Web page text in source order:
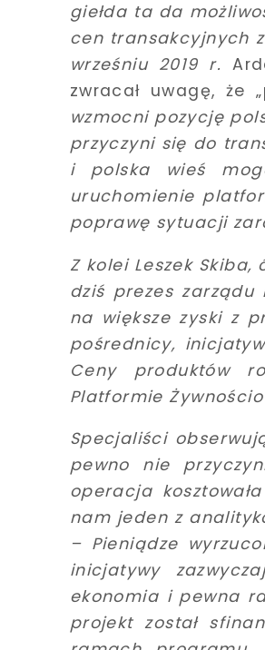
giełda ta da
cen transakcyjnych
wrześniu 2019 r.
zwracał uwagę, że
wzmocni pozycję
przyczyni się do
i polska wieś
uruchomienie
poprawę sytuacji
Z kolei Leszek
dziś prezes zarządu
na większe zyski z
pośrednicy,
Ceny produktów
Platformie
Specjaliści
pewno nie
operacja
nam jeden z
– Pieniądze
inicjatywy
ekonomia i pewna
projekt został